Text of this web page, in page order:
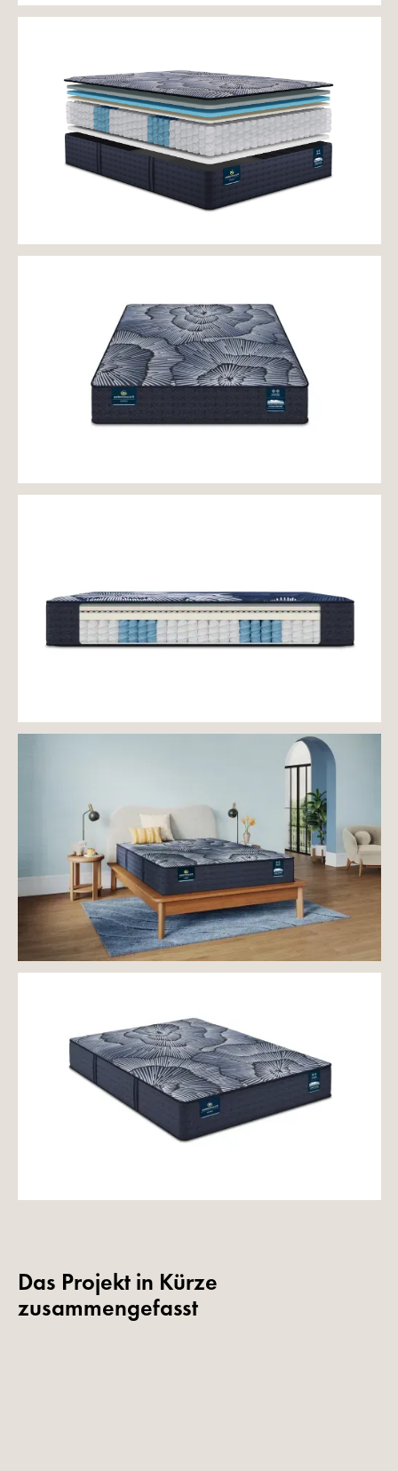
Das Projekt in Kürze
zusammengefasst